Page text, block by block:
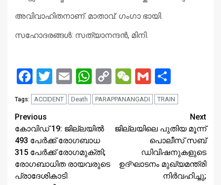
അവിവാഹിതനാണ്. മാതാവ്: ഗംഗാ ഭായി.
സഹോദരങ്ങൾ: സത്യാനന്ദൻ, മിനി.
Facebook
Twitter
EmailWhatsApp
Copy
Link
WeChat
Gmail
Tags: ACCIDENT Death PARAPPANANGADI TRAIN
Continue
Reading
Previous
കോവിഡ് 19: ജില്ലയില്‍
493 പേര്‍ക്ക് രോഗബാധ
315 പേര്‍ക്ക് രോഗമുക്തി;
രോഗബാധിത രായവരുടെ
പ്രാദേശികാടി
Next
ജില്ലയിലെ പുതിയ മൂന്ന്
പൊലീസ് സബ്
ഡിവിഷനുകളുടെ
ഉദ്ഘാടനം മുഖ്യമന്ത്രി
നിര്‍വഹിച്ചു;